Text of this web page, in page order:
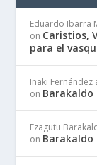
Eduardo Ibarra
on Caristios,
para el
Iñaki Fernández
on Barakaldo
Ezagutu
on Barakaldo